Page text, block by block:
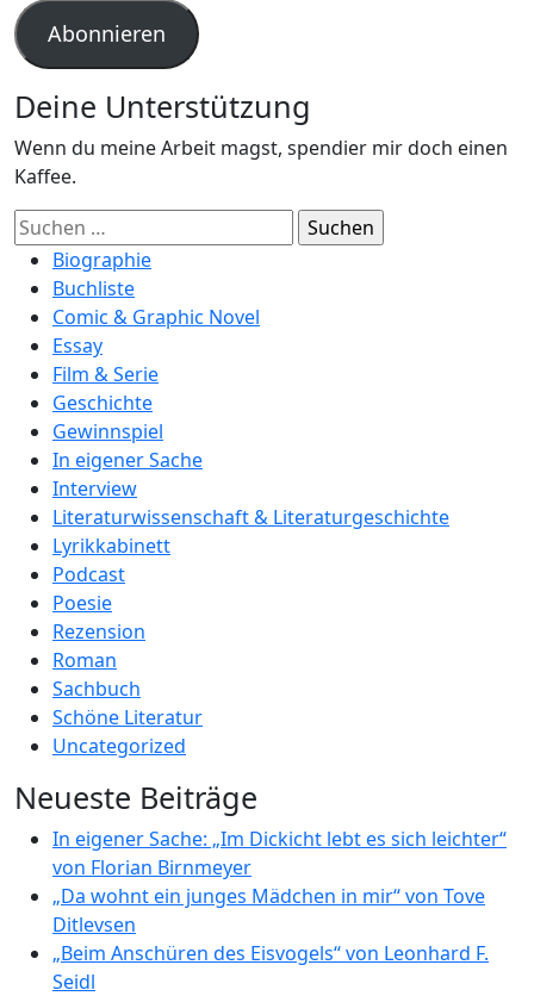
Adresse
Abonnieren
Deine Unterstützung
Wenn du meine Arbeit magst, spendier mir doch einen
Kaffee.
Suchen
nach:Biographie
Buchliste
Comic & Graphic Novel
Essay
Film & Serie
Geschichte
Gewinnspiel
In eigener Sache
Interview
Literaturwissenschaft & Literaturgeschichte
Lyrikkabinett
Podcast
Poesie
Rezension
Roman
Sachbuch
Schöne Literatur
Uncategorized
Neueste Beiträge
In eigener Sache: „Im Dickicht lebt es sich leichter“
von Florian Birnmeyer
„Da wohnt ein junges Mädchen in mir“ von Tove
Ditlevsen
„Beim Anschüren des Eisvogels“ von Leonhard F.
Seidl